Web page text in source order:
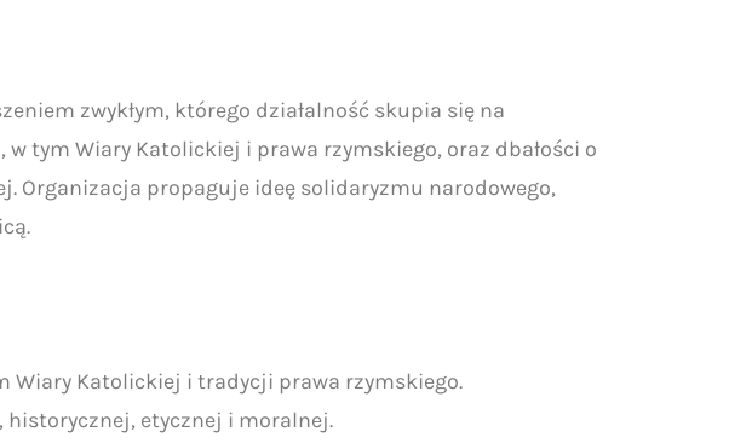
zwykłym, którego działalność skupia się na
tym Wiary Katolickiej i prawa rzymskiego, oraz dbałości o
Organizacja propaguje ideę solidaryzmu narodowego,
Wiary Katolickiej i tradycji prawa rzymskiego.
historycznej, etycznej i moralnej.